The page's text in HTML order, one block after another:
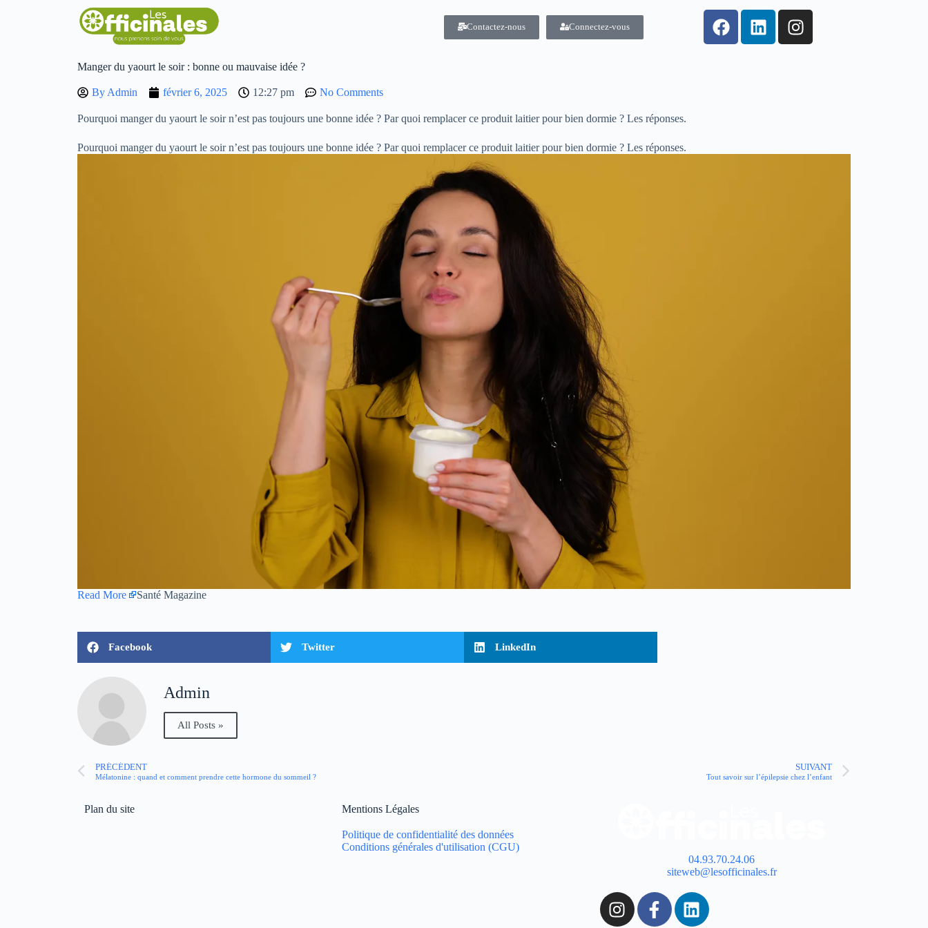
Contactez-nous Connectez-vous
Manger du yaourt le soir : bonne ou mauvaise idée ?
By Admin février 6, 2025 12:27 pm No Comments
Pourquoi manger du yaourt le soir n’est pas toujours une bonne idée ? Par quoi remplacer ce produit laitier pour bien dormie ? Les réponses.
Pourquoi manger du yaourt le soir n’est pas toujours une bonne idée ? Par quoi remplacer ce produit laitier pour bien dormie ? Les réponses.
Read More Santé Magazine
Facebook Twitter LinkedIn
Admin
All Posts »
PRÉCÉDENT
Mélatonine : quand et comment prendre cette hormone du sommeil ?
SUIVANT
Tout savoir sur l’épilepsie chez l’enfant
Plan du site Mentions Légales
Politique de confidentialité des données
Conditions générales d'utilisation (CGU)
04.93.70.24.06
siteweb@lesofficinales.fr